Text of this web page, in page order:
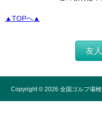
▲TOPへ▲
友
Copyright © 2026 全国ゴルフ場